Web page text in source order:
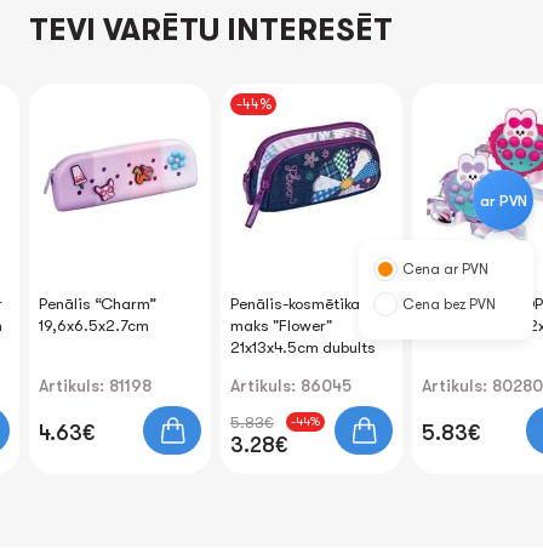
TEVI VARĒTU INTERESĒT
Penālis “Charm”
19,6x6.5x2.7cm
Artikuls: 81198
4.63€
-44%
Penālis-kosmētikas
maks "Flower"
21x13x4.5cm dubults
Artikuls: 86045
5.83€ -44%
3.28€
Maka soma
Silikona.
Artikuls: 80280
5.83€
ar PVN
Cena ar PVN
Cena bez PVN